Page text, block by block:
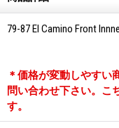
79-87 El Camino Front
＊価格が変動しやすい
問い合わせ下さい。こ
す。